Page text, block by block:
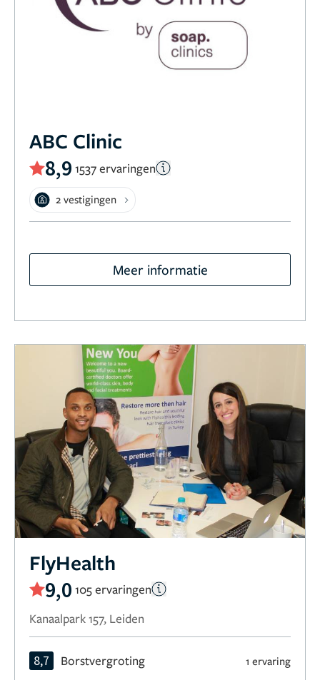
ABC Clinic
8,9 1537 ervaringen
2 vestigingen
Meer informatie
FlyHealth
9,0 105 ervaringen
Kanaalpark 157, Leiden
8,7 Borstvergroting 1 ervaring